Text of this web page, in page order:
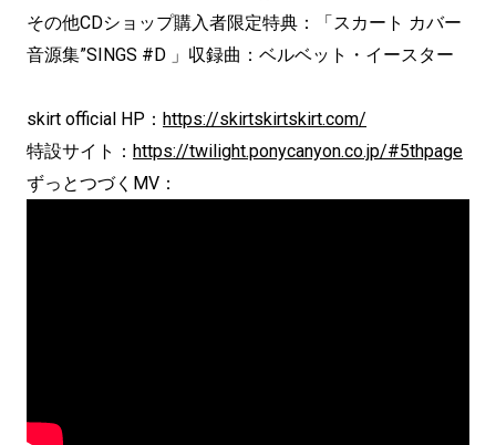
その他CDショップ購入者限定特典：「スカート カバー
音源集”SINGS #D 」収録曲：ベルベット・イースター
skirt official HP： https://skirtskirtskirt.com/
特設サイト： https://twilight.ponycanyon.co.jp/#5thpage
ずっとつづくMV：